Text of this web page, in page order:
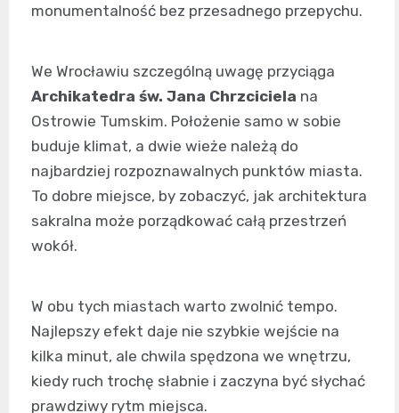
monumentalność bez przesadnego przepychu.
We Wrocławiu szczególną uwagę przyciąga
Archikatedra św. Jana Chrzciciela na
Ostrowie Tumskim. Położenie samo w sobie
buduje klimat, a dwie wieże należą do
najbardziej rozpoznawalnych punktów miasta.
To dobre miejsce, by zobaczyć, jak architektura
sakralna może porządkować całą przestrzeń
wokół.
W obu tych miastach warto zwolnić tempo.
Najlepszy efekt daje nie szybkie wejście na
kilka minut, ale chwila spędzona we wnętrzu,
kiedy ruch trochę słabnie i zaczyna być słychać
prawdziwy rytm miejsca.